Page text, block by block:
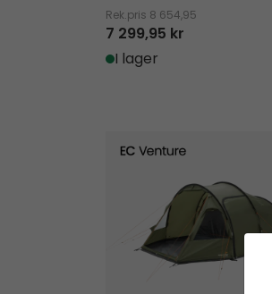
Rek.pris 8 654,95
7 299,95 kr
I lager